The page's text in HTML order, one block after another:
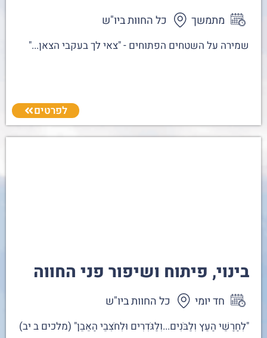
מתמשך כל החוות ביו"ש
שמירה על השטחים הפתוחים - "צאי לך בעקבי הצאן..."
לפרטים
בינוי, פיתוח ושיפור פני החווה
חד יומי כל החוות ביו"ש
"לְחָרָשֵׁי הָעֵץ וְלַבֹּנִים...וְלַגֹּדְרִים וּלְחֹצְבֵי הָאֶבֶן" (מלכים ב יב)